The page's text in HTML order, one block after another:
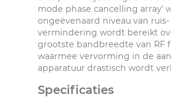
mode phase cancelling array’
ongeëvenaard niveau van
vermindering wordt bereikt
grootste bandbreedte van RF
waarmee vervorming in de
apparatuur drastisch wordt
Specificaties